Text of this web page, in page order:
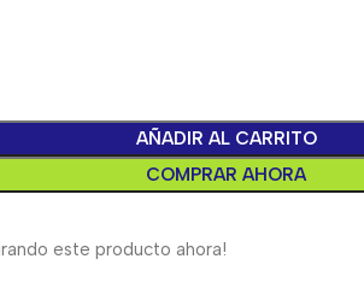
AÑADIR AL CARRITO
COMPRAR AHORA
este producto ahora!